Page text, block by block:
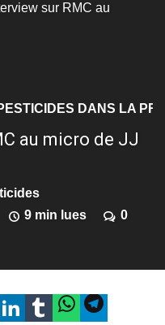
sur RMC au
DANS LA
au micro de JJ
9 min lues
0